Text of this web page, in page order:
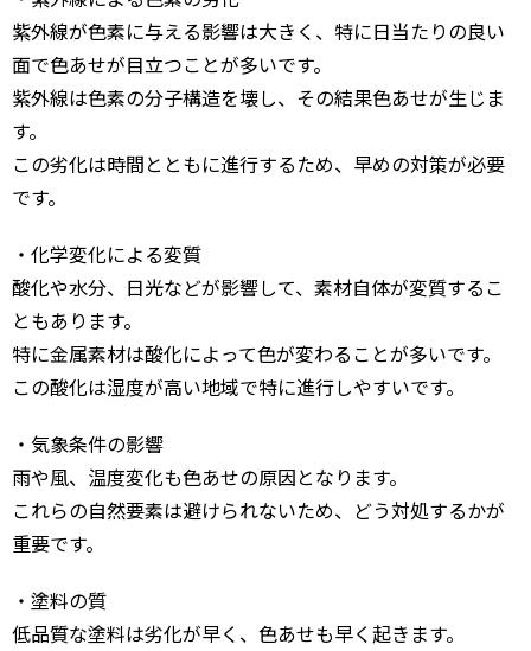
紫外線が色素に与える影響は大きく、特に日当たりの良い
面で色あせが目立つことが多いです。
紫外線は色素の分子構造を壊し、その結果色あせが生じま
す。
この劣化は時間とともに進行するため、早めの対策が必要
です。
・化学変化による変質
酸化や水分、日光などが影響して、素材自体が変質するこ
ともあります。
特に金属素材は酸化によって色が変わることが多いです。
この酸化は湿度が高い地域で特に進行しやすいです。
・気象条件の影響
雨や風、温度変化も色あせの原因となります。
これらの自然要素は避けられないため、どう対処するかが
重要です。
・塗料の質
低品質な塗料は劣化が早く、色あせも早く起きます。